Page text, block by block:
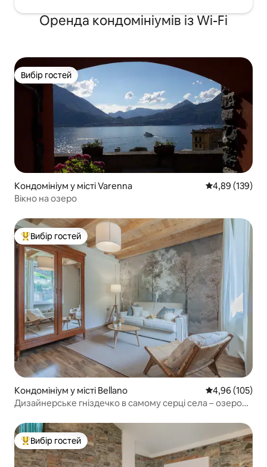
Оренда кондомініумів із Wi-Fi
Вибір гостей
Вибір гостей
Кондомініум у місті Varenna Середня
4,89 (139)
Вікно на озеро
Топ вибір гостей
Вибір гостей
Кондомініум у місті Bellano Середня
4,96 (105)
Дизайнерське гніздечко в самому серці села – озеро
Топ вибір гостей
Вибір гостей